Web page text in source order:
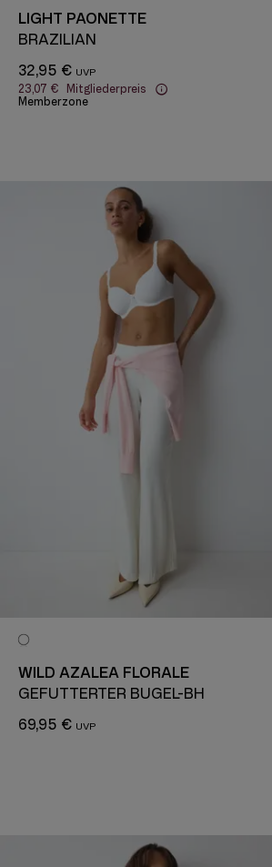
LIGHT PAONETTE
BRAZILIAN
32,95 €
23,07 €
Mitgliederpreis
Memberzone
WILD AZALEA FLORALE
GEFÜTTERTER BÜGEL-BH
69,95 €